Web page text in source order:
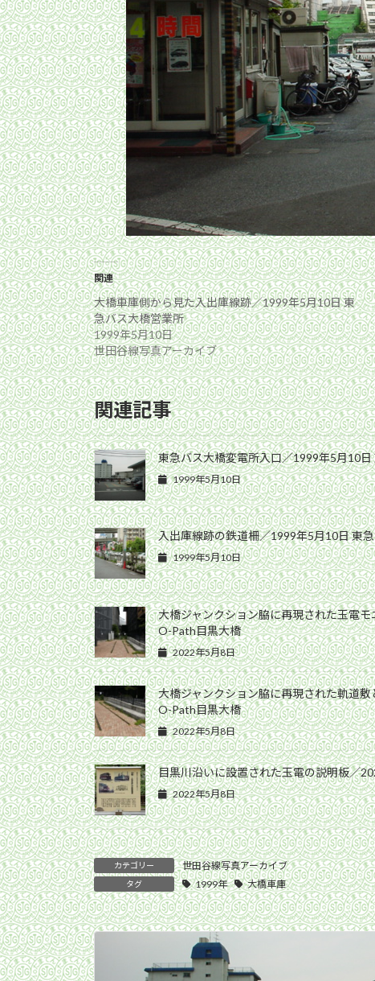
関連
大橋車庫側から見た入出庫線跡／1999年5月10日 東
急バス大橋営業所
1999年5月10日
世田谷線写真アーカイブ
関連記事
東急バス大橋変電所入口／1999年5月10
1999年5月10日
入出庫線跡の鉄道柵／1999年5月10日 東
1999年5月10日
大橋ジャンクション脇に再現された玉電
O-Path目黒大橋
2022年5月8日
大橋ジャンクション脇に再現された軌道
O-Path目黒大橋
2022年5月8日
目黒川沿いに設置された玉電の説明板／
2022年5月8日
カテゴリー 世田谷線写真アーカイブ
タグ 1999年 大橋車庫